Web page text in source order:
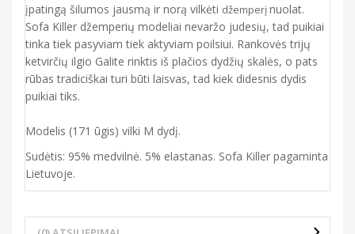
įpatingą šilumos jausmą ir norą vilkėti džemperįnuolat.
Sofa Killer džemperių modeliai nevaržo judesių, tad puikiai
tinka tiek pasyviam tiek aktyviam poilsiui. Rankovės trijų
ketvirčių ilgio Galite rinktis iš plačios dydžių skalės, o pats
rūbas tradiciškai turi būti laisvas, tad kiek didesnis dydis
puikiai tiks.
Modelis (171 ūgis) vilki M dydį.
Sudėtis: 95% medvilnė. 5% elastanas. Sofa Killer pagaminta
Lietuvoje.